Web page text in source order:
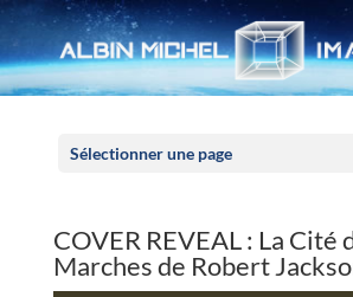
Sélectionner une page
COVER REVEAL : La Cité
Marches de Robert
Panneau de gestion des cookies